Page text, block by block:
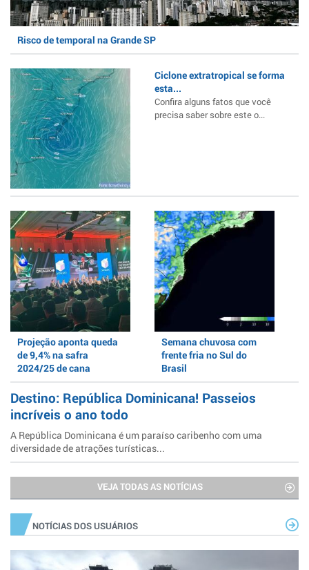
Risco de temporal na Grande SP
Ciclone extratropical se forma
esta...
Confira alguns fatos que você
precisa saber sobre este o...
Projeção aponta queda
de 9,4% na safra
2024/25 de cana
Semana chuvosa com
frente fria no Sul do
Brasil
Destino: República Dominicana! Passeios
incríveis o ano todo
A República Dominicana é um paraíso caribenho com uma
diversidade de atrações turísticas...
VEJA TODAS AS NOTÍCIAS
NOTÍCIAS DOS USUÁRIOS